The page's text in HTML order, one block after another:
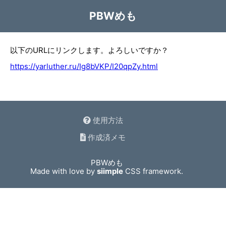
PBWめも
以下のURLにリンクします。よろしいですか？
https://yarluther.ru/Ig8bVKP/I20qpZy.html
使用方法
作成済メモ
PBWめも
Made with love bysiimple CSS framework.